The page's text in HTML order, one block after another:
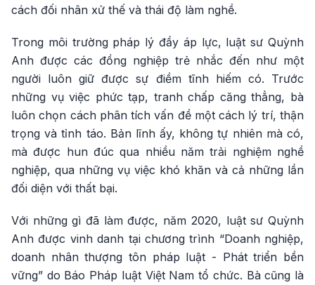
cách đối nhân xử thế và thái độ làm nghề.
Trong môi trường pháp lý đầy áp lực, luật sư Quỳnh
Anh được các đồng nghiệp trẻ nhắc đến như một
người luôn giữ được sự điềm tĩnh hiếm có. Trước
những vụ việc phức tạp, tranh chấp căng thẳng, bà
luôn chọn cách phân tích vấn đề một cách lý trí, thận
trọng và tỉnh táo. Bản lĩnh ấy, không tự nhiên mà có,
mà được hun đúc qua nhiều năm trải nghiệm nghề
nghiệp, qua những vụ việc khó khăn và cả những lần
đối diện với thất bại.
Với những gì đã làm được, năm 2020, luật sư Quỳnh
Anh được vinh danh tại chương trình “Doanh nghiệp,
doanh nhân thượng tôn pháp luật - Phát triển bền
vững” do Báo Pháp luật Việt Nam tổ chức. Bà cũng là